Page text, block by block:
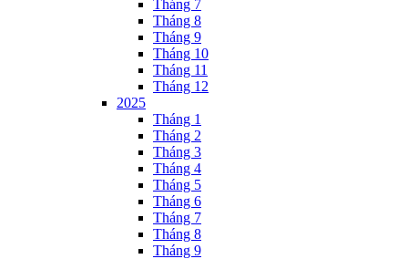
Tháng 7
Tháng 8
Tháng 9
Tháng 10
Tháng 11
Tháng 12
2025
Tháng 1
Tháng 2
Tháng 3
Tháng 4
Tháng 5
Tháng 6
Tháng 7
Tháng 8
Tháng 9